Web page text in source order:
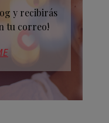
y recibirás
tu correo!